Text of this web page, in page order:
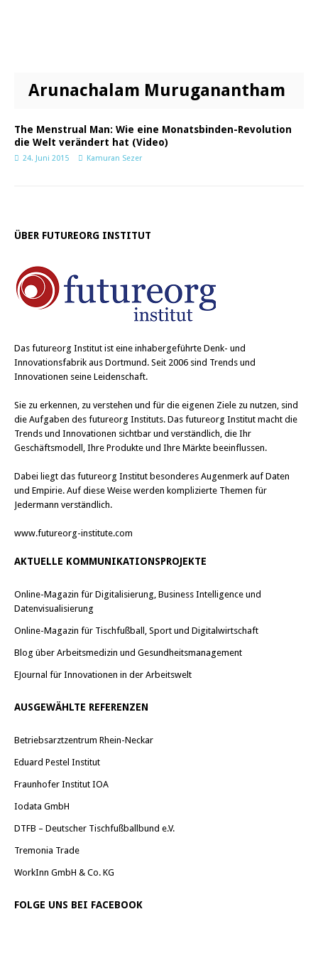
Arunachalam Muruganantham
The Menstrual Man: Wie eine Monatsbinden-Revolution
die Welt verändert hat (Video)
24. Juni 2015 Kamuran Sezer
ÜBER FUTUREORG INSTITUT
Das futureorg Institut ist eine inhabergeführte Denk- und
Innovationsfabrik aus Dortmund. Seit 2006 sind Trends und
Innovationen seine Leidenschaft.
Sie zu erkennen, zu verstehen und für die eigenen Ziele zu nutzen, sind
die Aufgaben des futureorg Instituts. Das futureorg Institut macht die
Trends und Innovationen sichtbar und verständlich, die Ihr
Geschäftsmodell, Ihre Produkte und Ihre Märkte beeinflussen.
Dabei liegt das futureorg Institut besonderes Augenmerk auf Daten
und Empirie. Auf diese Weise werden komplizierte Themen für
Jedermann verständlich.
www.futureorg-institute.com
AKTUELLE KOMMUNIKATIONSPROJEKTE
Online-Magazin für Digitalisierung, Business Intelligence und
Datenvisualisierung
Online-Magazin für Tischfußball, Sport und Digitalwirtschaft
Blog über Arbeitsmedizin und Gesundheitsmanagement
EJournal für Innovationen in der Arbeitswelt
AUSGEWÄHLTE REFERENZEN
Betriebsarztzentrum Rhein-Neckar
Eduard Pestel Institut
Fraunhofer Institut IOA
Iodata GmbH
DTFB – Deutscher Tischfußballbund e.V.
Tremonia Trade
WorkInn GmbH & Co. KG
FOLGE UNS BEI FACEBOOK